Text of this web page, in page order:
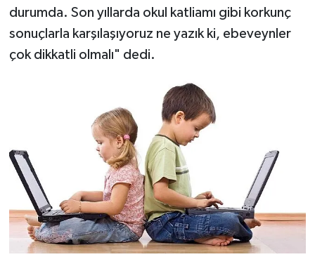
durumda. Son yıllarda okul katliamı gibi korkunç
sonuçlarla karşılaşıyoruz ne yazık ki, ebeveynler
çok dikkatli olmalı" dedi.